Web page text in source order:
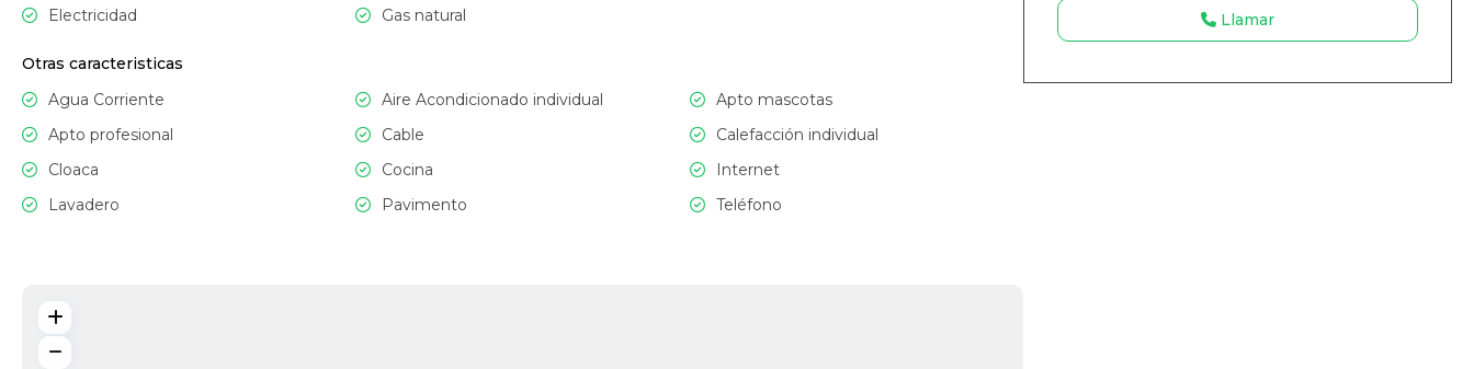
Electricidad
Gas natural
Otras caracteristicas
Agua Corriente
Aire Acondicionado individual
Apto mascotas
Apto profesional
Cable
Calefacción individual
Cloaca
Cocina
Internet
Lavadero
Pavimento Teléfono
Llamar